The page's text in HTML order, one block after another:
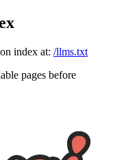
index at: /llms.txt
pages before